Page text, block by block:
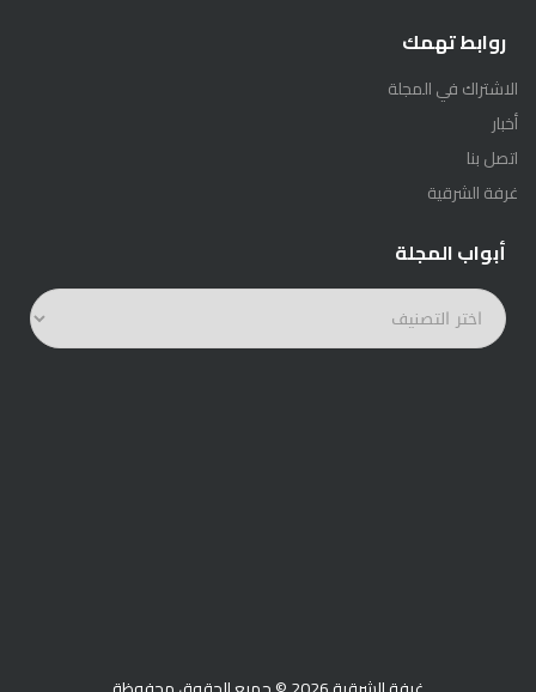
روابط تهمك
الاشتراك في المجلة
أخبار
اتصل بنا
غرفة الشرقية
أبواب المجلة
أبواب
المجلة